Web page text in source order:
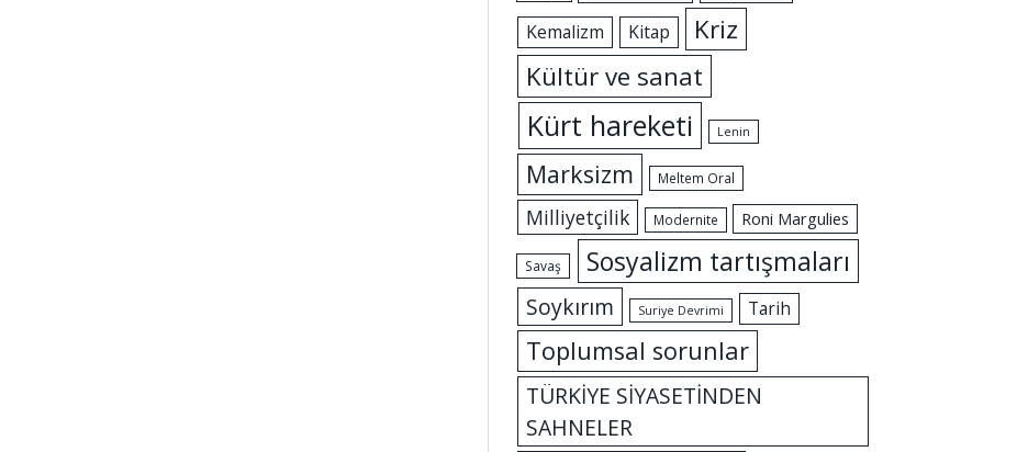
Kemalizm Kitap
Kriz
Kültür ve sanat
Kürt hareketi Lenin
Marksizm Meltem Oral
Milliyetçilik Modernite Roni Margulies
Savaş Sosyalizm tartışmaları
Soykırım Suriye Devrimi Tarih
Toplumsal sorunlar
TÜRKİYE SİYASETİNDEN
SAHNELER